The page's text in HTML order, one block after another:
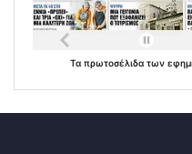
Τα πρωτοσέλιδα των